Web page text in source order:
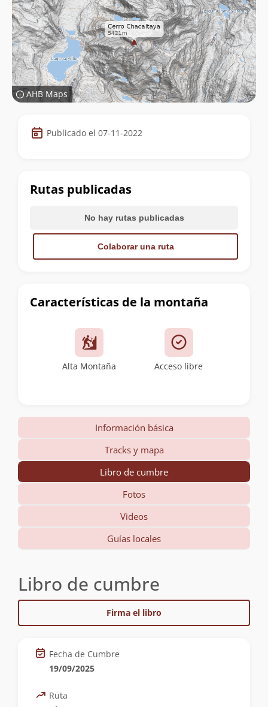
AHB Maps
Datos
de
cumbre
Publicado el 07-11-2022
Características de la montaña
Alta Montaña Acceso libre
Rutas publicadas
No hay rutas publicadas
Colaborar una ruta
Información básica
Tracks y mapa
Libro de cumbre
Fotos
Videos
Guías locales
Libro de cumbre
Firma el libro
Fecha de Cumbre
19/09/2025
Ruta